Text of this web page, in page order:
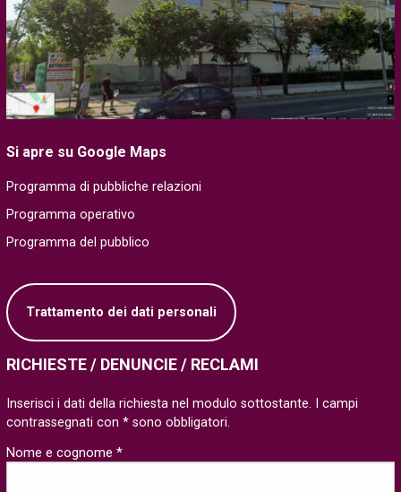
Si apre su Google Maps
Programma di pubbliche relazioni
Programma operativo
Programma del pubblico
Trattamento dei dati personali
RICHIESTE / DENUNCIE / RECLAMI
Inserisci i dati della richiesta nel modulo sottostante. I campi
contrassegnati con * sono obbligatori.
Nome e cognome *